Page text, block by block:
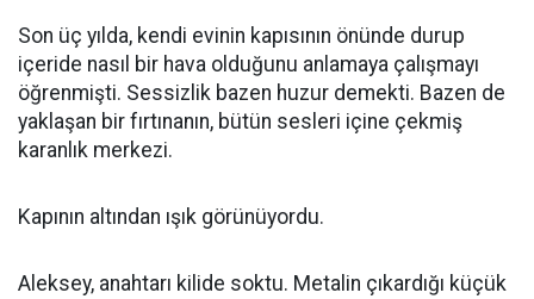
Son üç yılda, kendi evinin kapısının önünde durup
içeride nasıl bir hava olduğunu anlamaya çalışmayı
öğrenmişti. Sessizlik bazen huzur demekti. Bazen de
yaklaşan bir fırtınanın, bütün sesleri içine çekmiş
karanlık merkezi.
Kapının altından ışık görünüyordu.
Aleksey, anahtarı kilide soktu. Metalin çıkardığı küçük